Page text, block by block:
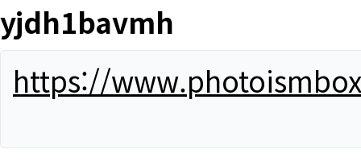
yjdh1bavmh
https://